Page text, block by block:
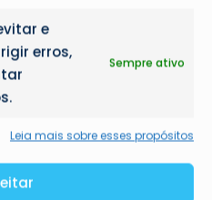
e
erros,
Sempre ativo
Leia mais sobre esses propósitos